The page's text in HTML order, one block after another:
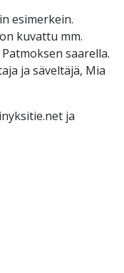
esimerkein.
kuvattu mm.
saarella.
ja säveltäjä, Mia
ja